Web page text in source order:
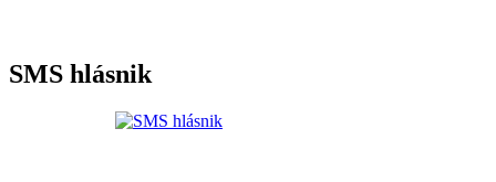
SMS hlásnik